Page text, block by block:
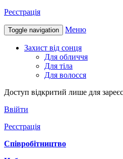
Реєстрація
Toggle navigation Меню
Захист від сонця
Для обличчя
Для тіла
Для волосся
Доступ відкритий лише для
Ввійти
Реєстрація
Співробітництво